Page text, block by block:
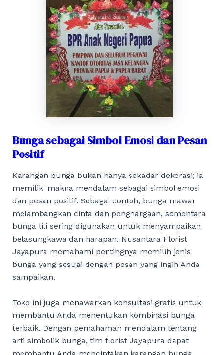
Bunga sebagai Simbol Emosi dan Pesan
Positif
Karangan bunga bukan hanya sekadar dekorasi; ia
memiliki makna mendalam sebagai simbol emosi
dan pesan positif. Sebagai contoh, bunga mawar
melambangkan cinta dan penghargaan, sementara
bunga lili sering digunakan untuk menyampaikan
belasungkawa dan harapan. Nusantara Florist
Jayapura memahami pentingnya memilih jenis
bunga yang sesuai dengan pesan yang ingin Anda
sampaikan.
Toko ini juga menawarkan konsultasi gratis untuk
membantu Anda menentukan kombinasi bunga
terbaik. Dengan pemahaman mendalam tentang
arti simbolik bunga, tim florist Jayapura dapat
membantu Anda menciptakan karangan bunga